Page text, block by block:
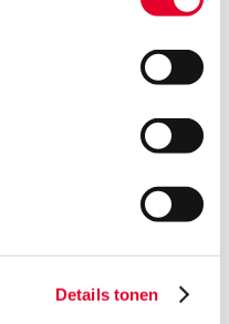
Details tonen